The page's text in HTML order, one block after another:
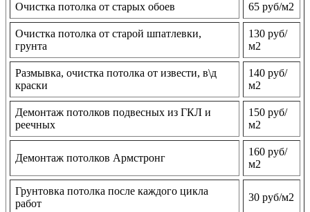
Очистка потолка от старых обоев 65 руб/м2
Очистка потолка от старой шпатлевки,
грунта
130 руб/
м2
Размывка, очистка потолка от извести, в\д
краски
140 руб/
м2
Демонтаж потолков подвесных из ГКЛ и
реечных
150 руб/
м2
Демонтаж потолков Армстронг
160 руб/
м2
Грунтовка потолка после каждого цикла
работ
30 руб/м2